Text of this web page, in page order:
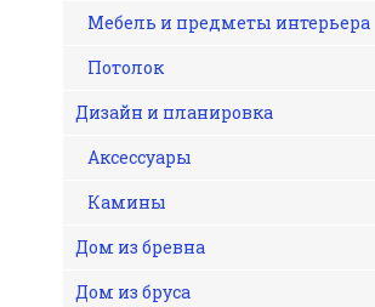
Мебель и предметы интерьера
Потолок
Дизайн и планировка
Аксессуары
Камины
Дом из бревна
Дом из бруса